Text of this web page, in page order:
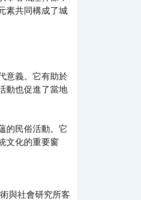
素共同構成了城
意義。它有助於
動也促進了當地
的民俗活動。它
文化的重要窗
與社會研究所客